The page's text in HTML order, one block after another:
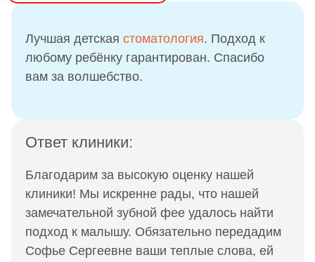
Лучшая детская стоматология. Подход к
любому ребёнку гарантирован. Спасибо
вам за волшебство.
Ответ клиники:
Благодарим за высокую оценку нашей
клиники! Мы искренне рады, что нашей
замечательной зубной фее удалось найти
подход к малышу. Обязательно передадим
Софье Сергеевне ваши теплые слова, ей